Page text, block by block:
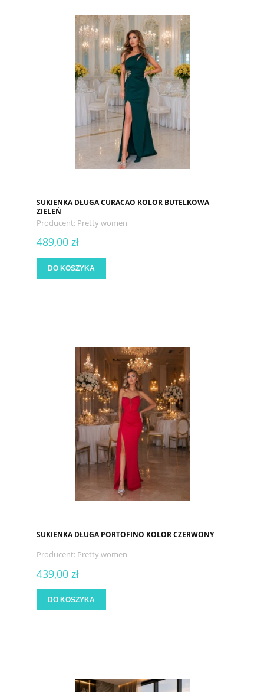
SUKIENKA DŁUGA CURACAO KOLOR BUTELKOWA
ZIELEŃ
Producent: Pretty women
489,00 zł
DO KOSZYKA
SUKIENKA DŁUGA PORTOFINO KOLOR CZERWONY
Producent: Pretty women
439,00 zł
DO KOSZYKA